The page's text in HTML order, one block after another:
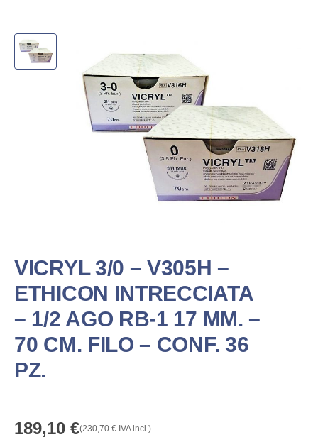
VICRYL 3/0 – V305H –
ETHICON INTRECCIATA
– 1/2 AGO RB-1 17 MM. –
70 CM. FILO – CONF. 36
PZ.
189,10 €(230,70 € IVA incl.)